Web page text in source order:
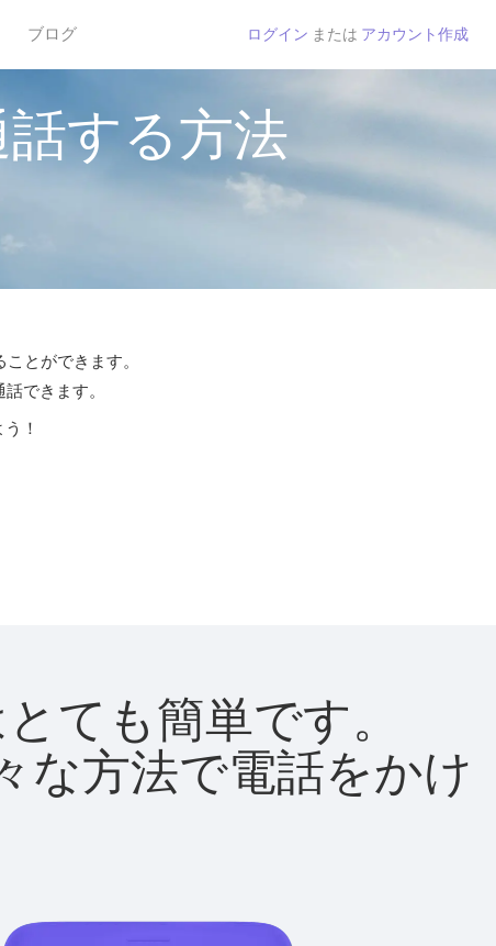
ブログ ログイン または アカウント作成
する方法
とができます。
できます。
！
ても簡単です。
な方法で電話をかけ